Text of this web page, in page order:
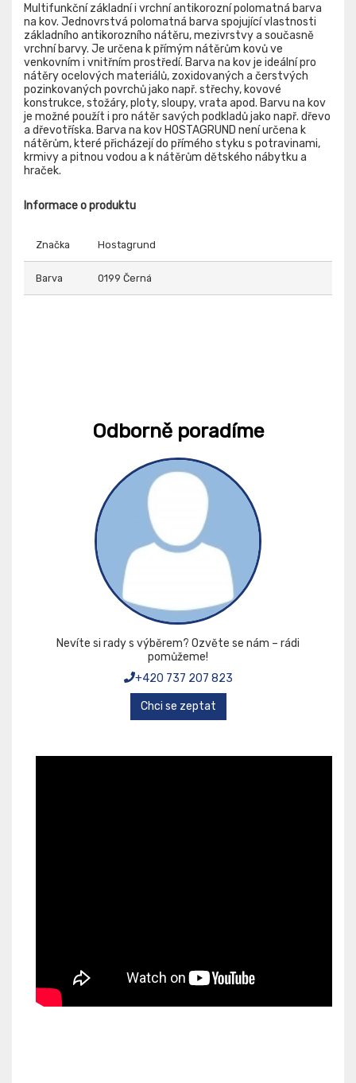
Multifunkční základní i vrchní antikorozní polomatná barva
na kov. Jednovrstvá polomatná barva spojující vlastnosti
základního antikorozního nátěru, mezivrstvy a současně
vrchní barvy. Je určena k přímým nátěrům kovů ve
venkovním i vnitřním prostředí. Barva na kov je ideální pro
nátěry ocelových materiálů, zoxidovaných a čerstvých
pozinkovaných povrchů jako např. střechy, kovové
konstrukce, stožáry, ploty, sloupy, vrata apod. Barvu na kov
je možné použít i pro nátěr savých podkladů jako např. dřevo
a dřevotříska. Barva na kov HOSTAGRUND není určena k
nátěrům, které přicházejí do přímého styku s potravinami,
krmivy a pitnou vodou a k nátěrům dětského nábytku a
hraček.
Informace o produktu
Značka Hostagrund
Barva 0199 Černá
Odborně poradíme
Nevíte si rady s výběrem? Ozvěte se nám – rádi
pomůžeme!
+420 737 207 823
Chci se zeptat